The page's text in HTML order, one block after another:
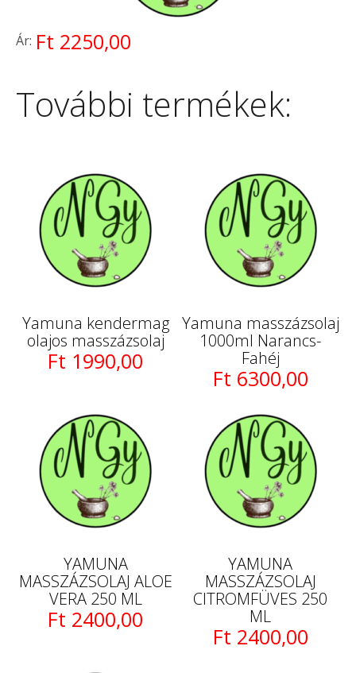
Ár: Ft 2250,00
További termékek:
Yamuna kendermag
olajos masszázsolaj
Ft 1990,00
Yamuna masszázsolaj
1000ml Narancs-
Fahéj
Ft 6300,00
YAMUNA
MASSZÁZSOLAJ ALOE
VERA 250 ML
Ft 2400,00
YAMUNA
MASSZÁZSOLAJ
CITROMFÜVES 250
ML
Ft 2400,00